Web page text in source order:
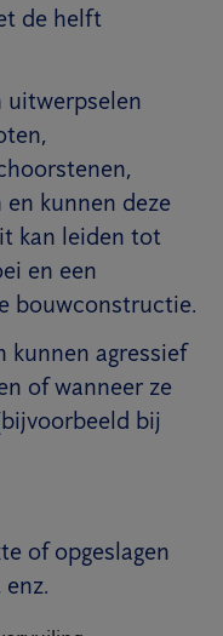
de helft
uitwerpselen
kunnen deze
kan leiden tot
en een
bouwconstructie.
kunnen agressief
of wanneer ze
bij
of opgeslagen